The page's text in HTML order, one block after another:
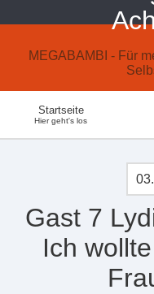
MEGABAMBI - Für
Startseite
Hier geht's los
Gast 7
Ich